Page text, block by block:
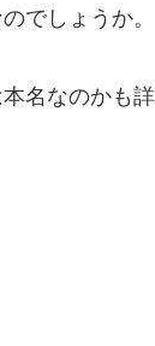
でしょうか。
名なのかも詳